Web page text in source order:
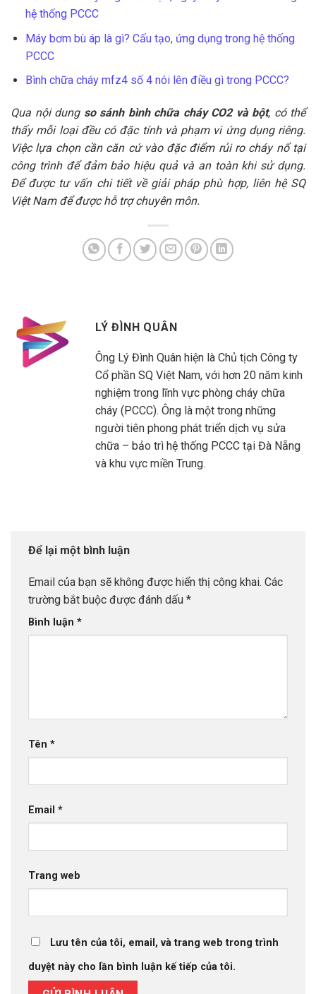
hệ thống PCCC
Máy bơm bù áp là gì? Cấu tạo, ứng dụng trong hệ thống
PCCC
Bình chữa cháy mfz4 số 4 nói lên điều gì trong PCCC?
Qua nội dung so sánh bình chữa cháy CO2 và bột, có thể
thấy mỗi loại đều có đặc tính và phạm vi ứng dụng riêng.
Việc lựa chọn cần căn cứ vào đặc điểm rủi ro cháy nổ tại
công trình để đảm bảo hiệu quả và an toàn khi sử dụng.
Để được tư vấn chi tiết về giải pháp phù hợp, liên hệ SQ
Việt Nam để được hỗ trợ chuyên môn.
LÝ ĐÌNH QUÂN
Ông Lý Đình Quân hiện là Chủ tịch Công ty
Cổ phần SQ Việt Nam, với hơn 20 năm kinh
nghiệm trong lĩnh vực phòng cháy chữa
cháy (PCCC). Ông là một trong những
người tiên phong phát triển dịch vụ sửa
chữa – bảo trì hệ thống PCCC tại Đà Nẵng
và khu vực miền Trung.
Để lại một bình luận
Email của bạn sẽ không được hiển thị công khai. Các
trường bắt buộc được đánh dấu *
Bình luận *
Tên *
Email *
Trang web
Lưu tên của tôi, email, và trang web trong trình
duyệt này cho lần bình luận kế tiếp của tôi.